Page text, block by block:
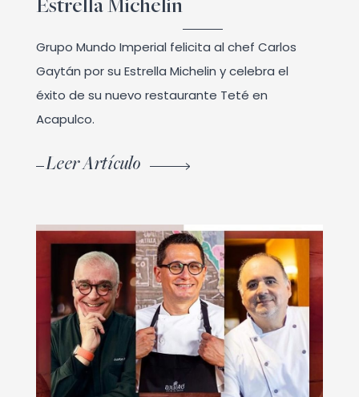
Estrella Michelin
Grupo Mundo Imperial felicita al chef Carlos
Gaytán por su Estrella Michelin y celebra el
éxito de su nuevo restaurante Teté en
Acapulco.
Leer Artículo